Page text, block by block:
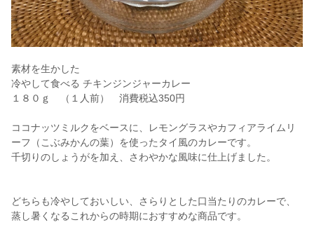
素材を生かした
冷やして食べる チキンジンジャーカレー
１８０ｇ （１人前） 消費税込350円
ココナッツミルクをベースに、レモングラスやカフィアライムリ
ーフ（こぶみかんの葉）を使ったタイ風のカレーです。
千切りのしょうがを加え、さわやかな風味に仕上げました。
どちらも冷やしておいしい、さらりとした口当たりのカレーで、
蒸し暑くなるこれからの時期におすすめな商品です。